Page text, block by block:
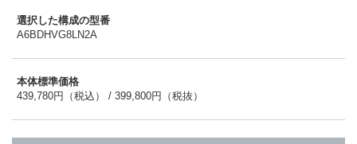
選択した構成の型番
A6BDHVG8LN2A
本体標準価格
439,780円（税込） / 399,800円（税抜）